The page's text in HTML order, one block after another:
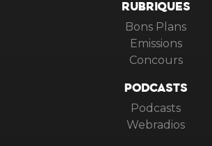
RUBRIQUES
Bons Plans
Emissions
Concours
PODCASTS
Podcasts
Webradios